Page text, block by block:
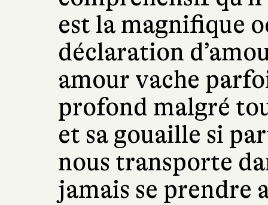
est la magnifique
déclaration
amour vache
profond malgré
et sa gouaille si
nous transporte
jamais se prendre